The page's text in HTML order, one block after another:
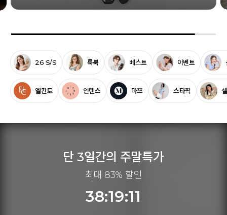
26 S/S 룩북 베스트 이벤트
엘칸토 인텐스 마쯔 스타픽
단 3일간의 주말특가
최대 83% 할인
38:19:08